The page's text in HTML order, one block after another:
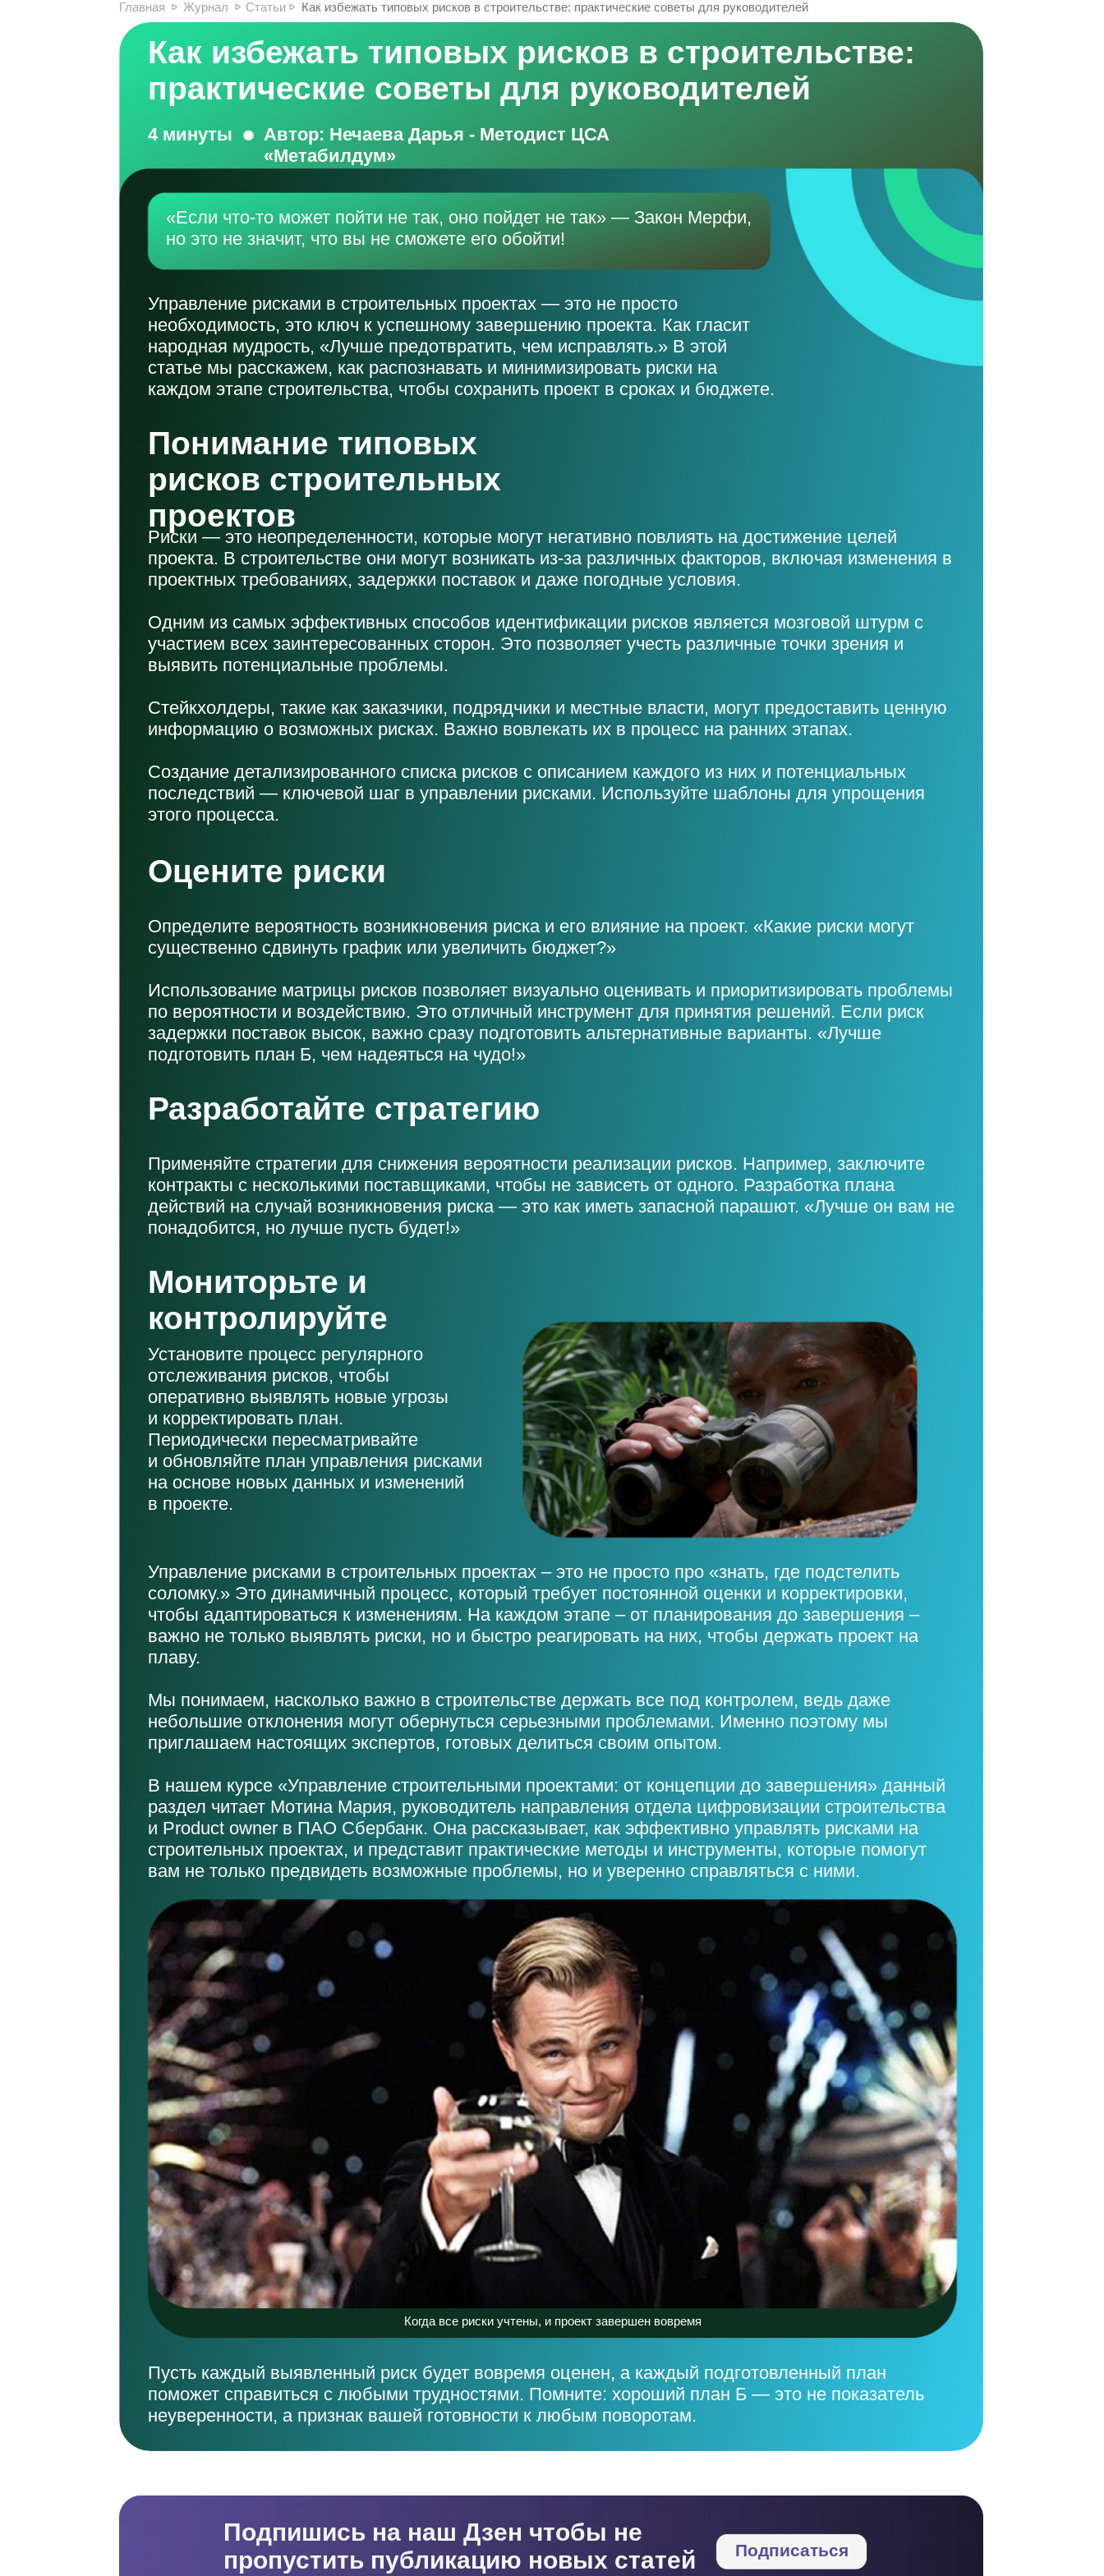
Подпишись на наш Дзен чтобы не
пропустить публикацию новых статей
Как избежать типовых рисков в строительстве: практические советы для руководителей
Главная Журнал Статьи
«Если что-то может пойти не так, оно пойдет не так» — Закон Мерфи,
но это не значит, что вы не сможете его обойти!
Управление рисками в строительных проектах — это не просто
необходимость, это ключ к успешному завершению проекта. Как гласит
народная мудрость, «Лучше предотвратить, чем исправлять.» В этой
статье мы расскажем, как распознавать и минимизировать риски на
каждом этапе строительства, чтобы сохранить проект в сроках и бюджете.
Риски — это неопределенности, которые могут негативно повлиять на достижение целей
проекта. В строительстве они могут возникать из-за различных факторов, включая изменения в
проектных требованиях, задержки поставок и даже погодные условия.
Одним из самых эффективных способов идентификации рисков является мозговой штурм с
участием всех заинтересованных сторон. Это позволяет учесть различные точки зрения и
выявить потенциальные проблемы.
Стейкхолдеры, такие как заказчики, подрядчики и местные власти, могут предоставить ценную
информацию о возможных рисках. Важно вовлекать их в процесс на ранних этапах.
Создание детализированного списка рисков с описанием каждого из них и потенциальных
последствий — ключевой шаг в управлении рисками. Используйте шаблоны для упрощения
этого процесса.
Определите вероятность возникновения риска и его влияние на проект. «Какие риски могут
существенно сдвинуть график или увеличить бюджет?»
Использование матрицы рисков позволяет визуально оценивать и приоритизировать проблемы
по вероятности и воздействию. Это отличный инструмент для принятия решений. Если риск
задержки поставок высок, важно сразу подготовить альтернативные варианты. «Лучше
подготовить план Б, чем надеяться на чудо!»
Управление рисками в строительных проектах – это не просто про «знать, где подстелить
соломку.» Это динамичный процесс, который требует постоянной оценки и корректировки,
чтобы адаптироваться к изменениям. На каждом этапе – от планирования до завершения –
важно не только выявлять риски, но и быстро реагировать на них, чтобы держать проект на
плаву.
Мы понимаем, насколько важно в строительстве держать все под контролем, ведь даже
небольшие отклонения могут обернуться серьезными проблемами. Именно поэтому мы
приглашаем настоящих экспертов, готовых делиться своим опытом.
В нашем курсе «Управление строительными проектами: от концепции до завершения» данный
раздел читает Мотина Мария, руководитель направления отдела цифровизации строительства
и Product owner в ПАО Сбербанк. Она рассказывает, как эффективно управлять рисками на
строительных проектах, и представит практические методы и инструменты, которые помогут
вам не только предвидеть возможные проблемы, но и уверенно справляться с ними.
Применяйте стратегии для снижения вероятности реализации рисков. Например, заключите
контракты с несколькими поставщиками, чтобы не зависеть от одного. Разработка плана
действий на случай возникновения риска — это как иметь запасной парашют. «Лучше он вам не
понадобится, но лучше пусть будет!»
Пусть каждый выявленный риск будет вовремя оценен, а каждый подготовленный план
поможет справиться с любыми трудностями. Помните: хороший план Б — это не показатель
неуверенности, а признак вашей готовности к любым поворотам.
Установите процесс регулярного
отслеживания рисков, чтобы
оперативно выявлять новые угрозы
и корректировать план.
Периодически пересматривайте
и обновляйте план управления рисками
на основе новых данных и изменений
в проекте.
Понимание типовых
рисков строительных
проектов
Оцените риски
Разработайте стратегию
Мониторьте и
контролируйте
4 минуты
Автор: Нечаева Дарья - Методист ЦСА
«Метабилдум»
Как избежать типовых рисков в строительстве:
практические советы для руководителей
Когда все риски учтены, и проект завершен вовремя
Подписаться